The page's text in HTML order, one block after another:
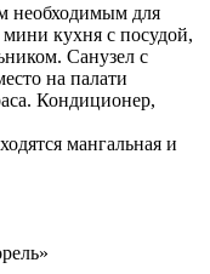
необходимым для
кухня с посудой,
Санузел с
на палати
Кондиционер,
мангальная и